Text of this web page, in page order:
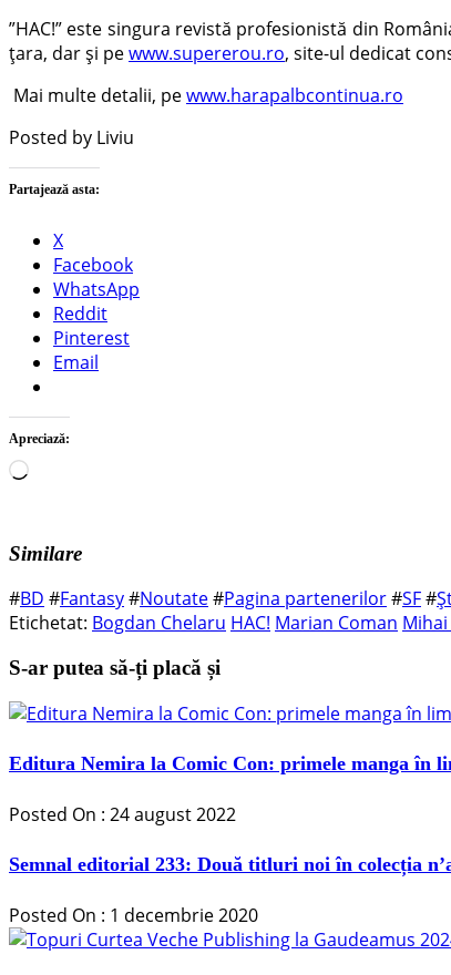
”HAC!” este singura revistă profesionistă din
țara, dar și pewww.supererou.ro, site-ul dedicat
Mai multe detalii, pewww.harapalbcontinua.ro
Posted by Liviu
Partajează asta:
X
Facebook
WhatsApp
Reddit
Pinterest
Email
Apreciază:
Încarc...
Similare
#BD #Fantasy#Noutate#Pagina partenerilor#SF#
Etichetat: Bogdan Chelaru HAC! Marian Coman
S-ar putea să-ți placă și
Editura Nemira la Comic Con: primele manga în
Posted On : 24 august 2022
Semnal editorial 233: Două titluri noi în colecția
Posted On : 1 decembrie 2020